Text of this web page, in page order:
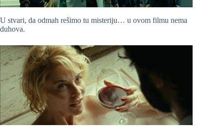
U stvari, da odmah rešimo tu misteriju… u ovom filmu nema
duhova.